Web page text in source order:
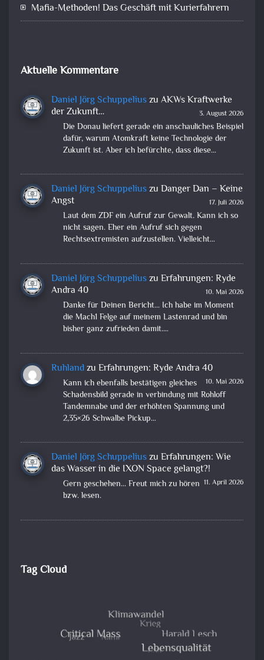
Mafia-Methoden! Das Geschäft mit Kurierfahrern
Aktuelle Kommentare
Daniel Jörg Schuppeliuszu AKWs Kraftwerke
der Zukunft…
3. August 2026
Die Donau liefert gerade ein anschauliches Beispiel
dafür, warum Atomkraft keine Technologie der
Zukunft ist. Aber ich befürchte, dass diese…
Daniel Jörg Schuppeliuszu Danger Dan – Keine
Angst
17. Juli 2026
Laut dem ZDF ein Aufruf zur Gewalt. Kann ich so
nicht sagen. Eher ein Aufruf sich gegen
Rechtsextremisten aufzustellen. Vielleicht…
Daniel Jörg Schuppeliuszu Erfahrungen: Ryde
Andra 40
10. Mai 2026
Danke für Deinen Bericht... Ich habe im Moment
die Mach1 Felge auf meinem Lastenrad und bin
bisher ganz zufrieden damit.…
Ruhlandzu Erfahrungen: Ryde Andra 40
10. Mai 2026
Kann ich ebenfalls bestätigen gleiches
Schadensbild gerade in verbindung mit Rohloff
Tandemnabe und der erhöhten Spannung und
2,35×26 Schwalbe Pickup…
Daniel Jörg Schuppeliuszu Erfahrungen: Wie
das Wasser in die IXON Space gelangt?!
11. April 2026
Gern geschehen... Freut mich zu hören
bzw. lesen.
Tag Cloud